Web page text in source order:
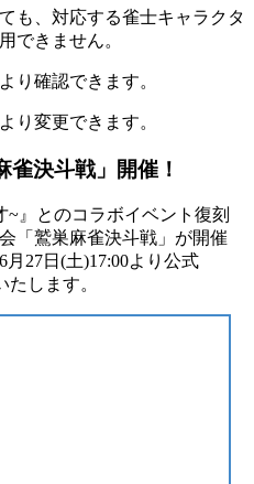
も、対応する雀士キャラクタ
できません。
り確認できます。
り変更できます。
雀決斗戦」開催！
~』とのコラボイベント復刻
「鷲巣麻雀決斗戦」が開催
27日(土)17:00より公式
たします。